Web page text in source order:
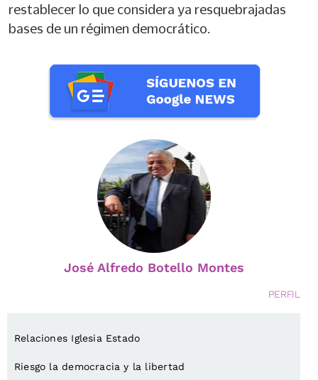
José Alfredo Botello Montes
PERFIL
Relaciones Iglesia Estado
Riesgo la democracia y la libertad
restablecer lo que considera ya resquebrajadas
bases de un régimen democrático.